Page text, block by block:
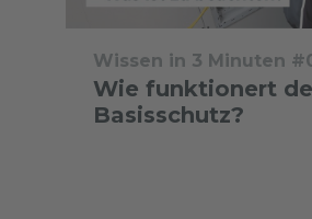
Wissen in 3 Minuten
Wie funktionert
Basisschutz?